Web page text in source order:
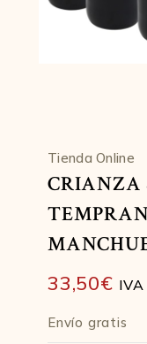
Tienda Online
CRIANZA
33,50€
Envío gratis